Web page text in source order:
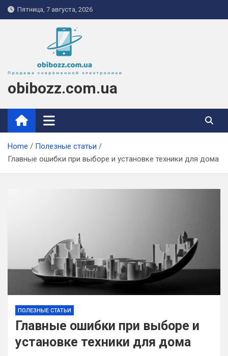
Skip
to
Пятница, 7 августа, 2026
obibozz.com.ua
Home
Полезные статьи
Главные ошибки при выборе и установке техники для дома
ПОЛЕЗНЫЕ СТАТЬИ
Главные ошибки при выборе и
установке техники для дома